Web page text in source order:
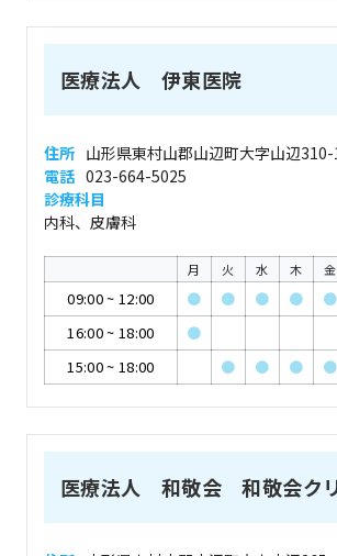
医療法人 伊東医院
住所 山形県東村山郡山辺町大字山辺310-
電話 023-664-5025
診療科目
内科、皮膚科
月 火 水 木 金
09:00~ 12:00 ● ● ● ● ●
16:00~ 18:00
●
15:00~ 18:00 ● ● ● ●
医療法人 和敬会 和敬会ク